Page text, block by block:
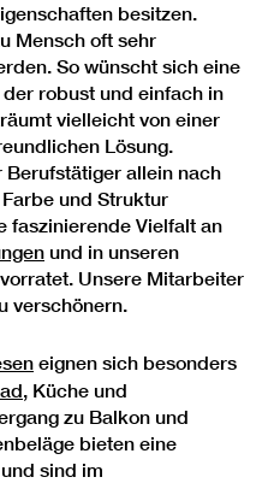
besitzen.
Mensch oft sehr
So wünscht sich eine
robust und einfach in
vielleicht von einer
Lösung.
allein nach
und Struktur
faszinierende Vielfalt an
und in unseren
Unsere Mitarbeiter
verschönern.
eignen sich besonders
, Küche und
zu Balkon und
bieten eine
sind im